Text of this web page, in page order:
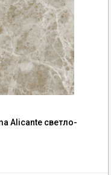
Alicante светло-